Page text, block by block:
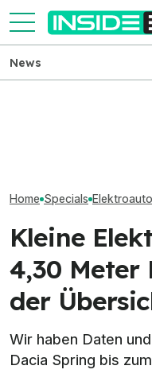
News
Home Specials
Kleine
4,30 Meter
der
Wir haben Daten
Dacia Spring bis